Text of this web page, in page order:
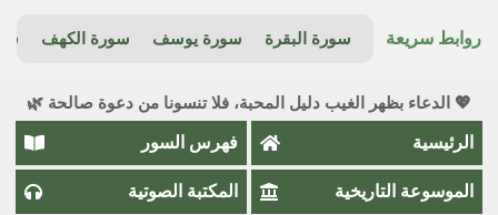
روابط سريعة سورة البقرة سورة يوسف سورة الكهف
💖 الدعاء بظهر الغيب دليل المحبة، فلا تنسونا من دعوة صالحة 🌿
الرئيسية فهرس السور
الموسوعة التاريخية المكتبة الصوتية